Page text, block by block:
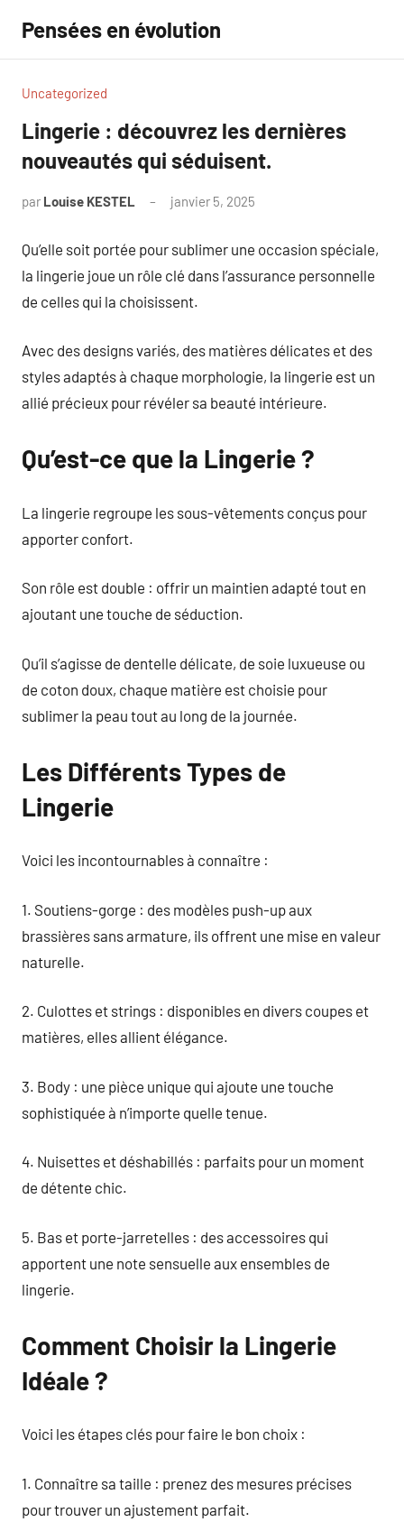
contenu
Pensées en évolution
Uncategorized
Lingerie : découvrez les dernières
nouveautés qui séduisent.
par Louise KESTEL janvier 5, 2025
Qu’elle soit portée pour sublimer une occasion spéciale,
la lingerie joue un rôle clé dans l’assurance personnelle
de celles qui la choisissent.
Avec des designs variés, des matières délicates et des
styles adaptés à chaque morphologie, la lingerie est un
allié précieux pour révéler sa beauté intérieure.
Qu’est-ce que la Lingerie ?
La lingerie regroupe les sous-vêtements conçus pour
apporter confort.
Son rôle est double : offrir un maintien adapté tout en
ajoutant une touche de séduction.
Qu’il s’agisse de dentelle délicate, de soie luxueuse ou
de coton doux, chaque matière est choisie pour
sublimer la peau tout au long de la journée.
Les Différents Types de
Lingerie
Voici les incontournables à connaître :
1. Soutiens-gorge : des modèles push-up aux
brassières sans armature, ils offrent une mise en valeur
naturelle.
2. Culottes et strings : disponibles en divers coupes et
matières, elles allient élégance.
3. Body : une pièce unique qui ajoute une touche
sophistiquée à n’importe quelle tenue.
4. Nuisettes et déshabillés : parfaits pour un moment
de détente chic.
5. Bas et porte-jarretelles : des accessoires qui
apportent une note sensuelle aux ensembles de
lingerie.
Comment Choisir la Lingerie
Idéale ?
Voici les étapes clés pour faire le bon choix :
1. Connaître sa taille : prenez des mesures précises
pour trouver un ajustement parfait.